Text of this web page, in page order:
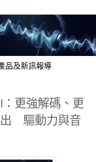
品及新訊報導
：更強解碼、更
出 驅動力與音